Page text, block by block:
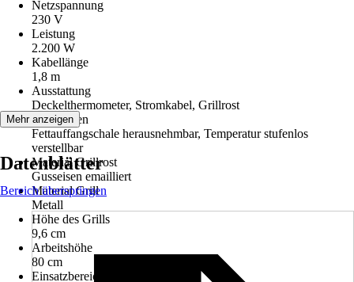
Netzspannung
230 V
Leistung
2.200 W
Kabellänge
1,8 m
Ausstattung
Deckelthermometer, Stromkabel, Grillrost
Funktionen
Fettauffangschale herausnehmbar, Temperatur stufenlos
verstellbar
Material Grillrost
Gusseisen emailliert
Material Grill
Metall
Höhe des Grills
9,6 cm
Arbeitshöhe
80 cm
Einsatzbereich
Mehr anzeigen
Datenblätter
Bereich überspringen